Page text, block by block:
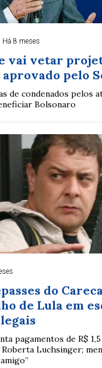
Há 8 meses
vai vetar
pelo
de condenados pelos
Bolsonaro
do
de Lula em
pagamentos de R$
Luchsinger;